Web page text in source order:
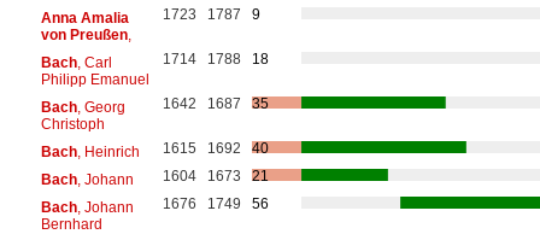
Anna Amalia
von Preußen,
1723 1787 9
Bach, Carl
Philipp Emanuel
1714 1788 18
Bach, Georg
Christoph
1642 1687 35
Bach, Heinrich 1615 1692
40
Bach, Johann 1604 1673
21
Bach, Johann
Bernhard
1676 1749 56